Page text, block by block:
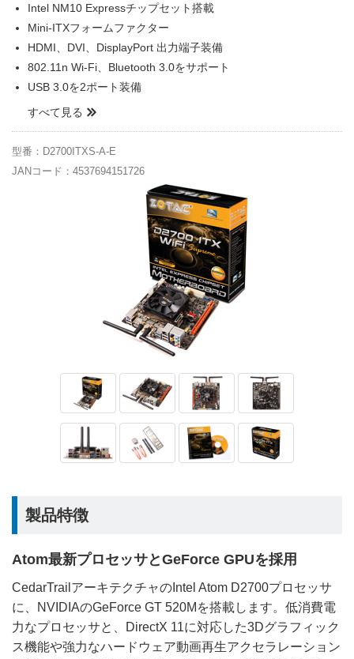
Intel NM10 Expressチップセット搭載
Mini-ITXフォームファクター
HDMI、DVI、DisplayPort 出力端子装備
802.11n Wi-Fi、Bluetooth 3.0をサポート
USB 3.0を2ポート装備
すべて見る
型番：D2700ITXS-A-E
JANコード：4537694151726
製品特徴
Atom最新プロセッサとGeForce GPUを採用
CedarTrailアーキテクチャのIntel Atom D2700プロセッサ
に、NVIDIAのGeForce GT 520Mを搭載します。低消費電
力なプロセッサと、DirectX 11に対応した3Dグラフィック
ス機能や強力なハードウェア動画再生アクセラレーション